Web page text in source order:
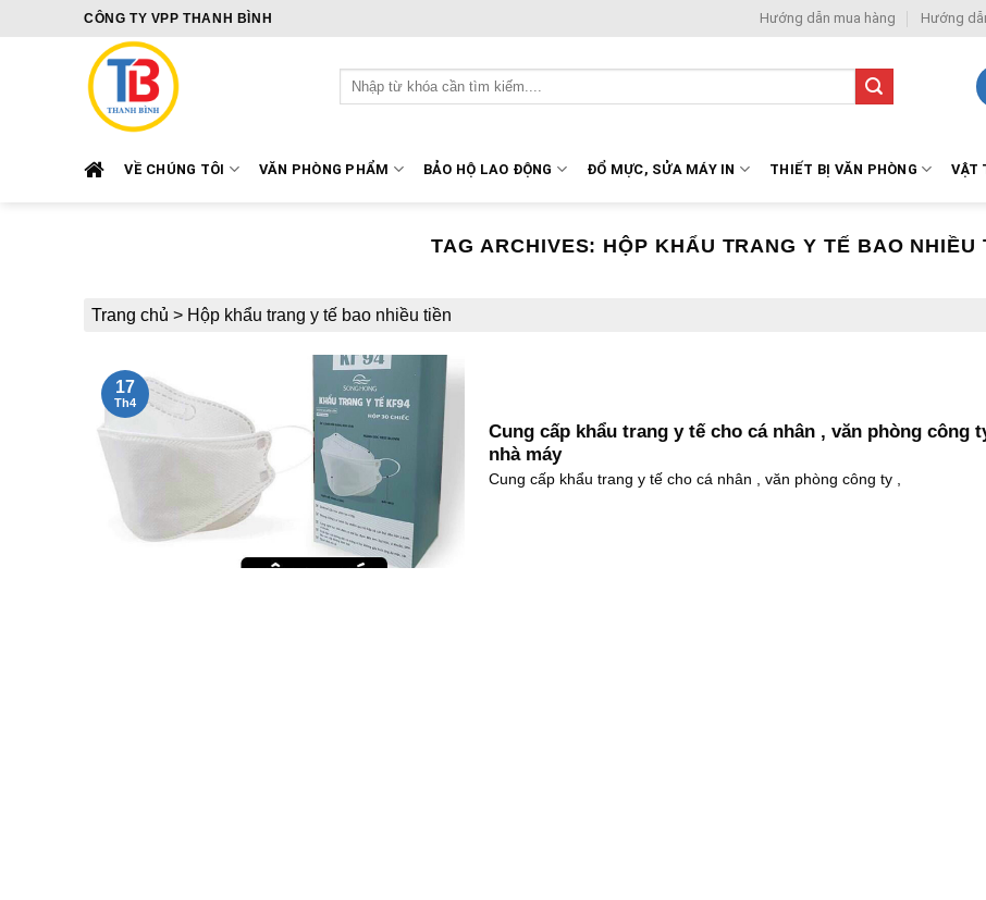
CÔNG TY VPP THANH BÌNH Hướng dẫn mua hàng Hướng
Tìm
kiếm:
VỀ CHÚNG TÔI VĂN PHÒNG PHẨM BẢO HỘ LAO ĐỘNG ĐỔ MỰC, SỬA MÁY IN THIẾT BỊ VĂN PHÒNG VẬT
TAG ARCHIVES: HỘP KHẨU TRANG Y TẾ BAO NHIỀU
Trang chủ > Hộp khẩu trang y tế bao nhiều tiền
Cung cấp khẩu trang y tế cho cá nhân , văn phòng công
nhà máy
Cung cấp khẩu trang y tế cho cá nhân , văn phòng công ty ,
17
Th4